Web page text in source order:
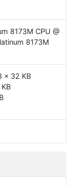
8173M CPU @
8173M
x 32 KB